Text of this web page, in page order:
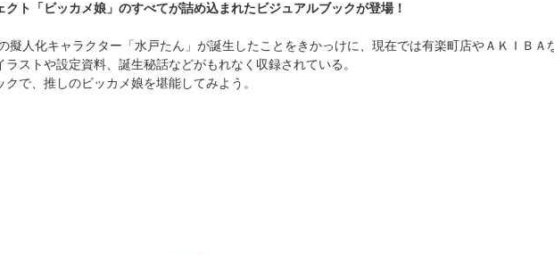
ト「ビッカメ娘」のすべてが詰め込まれたビジュアルブックが登場！
擬人化キャラクター「水戸たん」が誕生したことをきかっけに、現在では有楽町店やＡＫＩＢＡ
ストや設定資料、誕生秘話などがもれなく収録されている。
で、推しのビッカメ娘を堪能してみよう。